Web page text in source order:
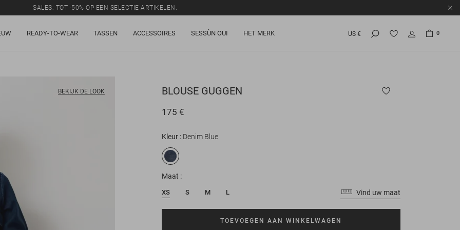
SALES: TOT -50% OP EEN SELECTIE ARTIKELEN.
READY-TO-WEAR TASSEN ACCESSOIRES SESSÙN OUI HET MERK US € 0
BEKIJK DE LOOK BLOUSE GUGGEN
175 €
Kleur Denim Blue
Maat
XS S M L Vind uw maat
TOEVOEGEN AAN WINKELWAGEN